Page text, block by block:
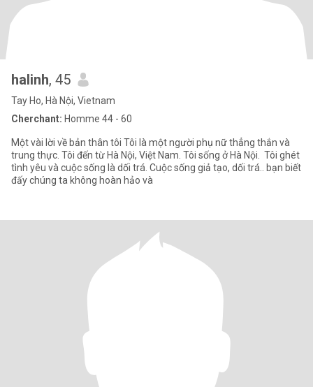
halinh, 45
Tay Ho, Hà Nội, Vietnam
Cherchant: Homme 44 - 60
Một vài lời về bản thân tôi Tôi là một người phụ nữ thẳng thắn và
trung thực. Tôi đến từ Hà Nội, Việt Nam. Tôi sống ở Hà Nội. Tôi ghét
tình yêu và cuộc sống là dối trá. Cuộc sống giả tạo, dối trá.. bạn biết
đấy chúng ta không hoàn hảo và